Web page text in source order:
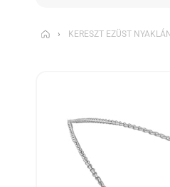
› KERESZT EZÜST